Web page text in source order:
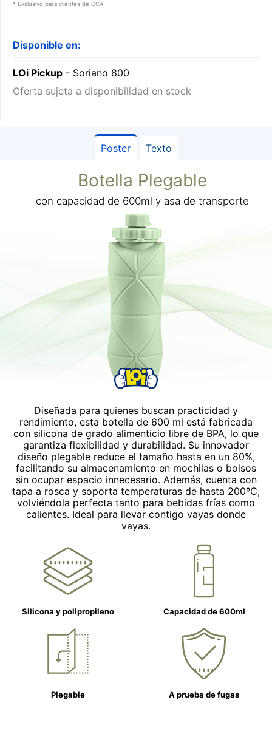
Poster Texto
Botella Plegable
con capacidad de 600ml y asa de transporte
Diseñada para quienes buscan practicidad y
rendimiento, esta botella de 600 ml está fabricada
con silicona de grado alimenticio libre de BPA, lo que
garantiza flexibilidad y durabilidad. Su innovador
diseño plegable reduce el tamaño hasta en un 80%,
facilitando su almacenamiento en mochilas o bolsos
sin ocupar espacio innecesario. Además, cuenta con
tapa a rosca y soporta temperaturas de hasta 200ºC,
volviéndola perfecta tanto para bebidas frías como
calientes. Ideal para llevar contigo vayas donde
vayas.
Silicona y polipropileno Capacidad de 600ml
Plegable A prueba de fugas
* Exclusivo para clientes de OCA
Disponible en:
LOi Pickup - Soriano 800
Oferta sujeta a disponibilidad en stock